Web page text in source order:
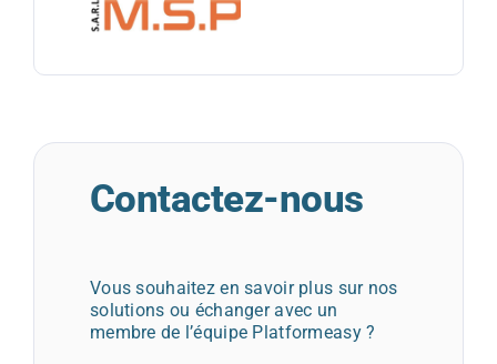
Contactez-nous
Vous souhaitez en savoir plus sur nos
solutions ou échanger avec un
membre de l’équipe Platformeasy ?